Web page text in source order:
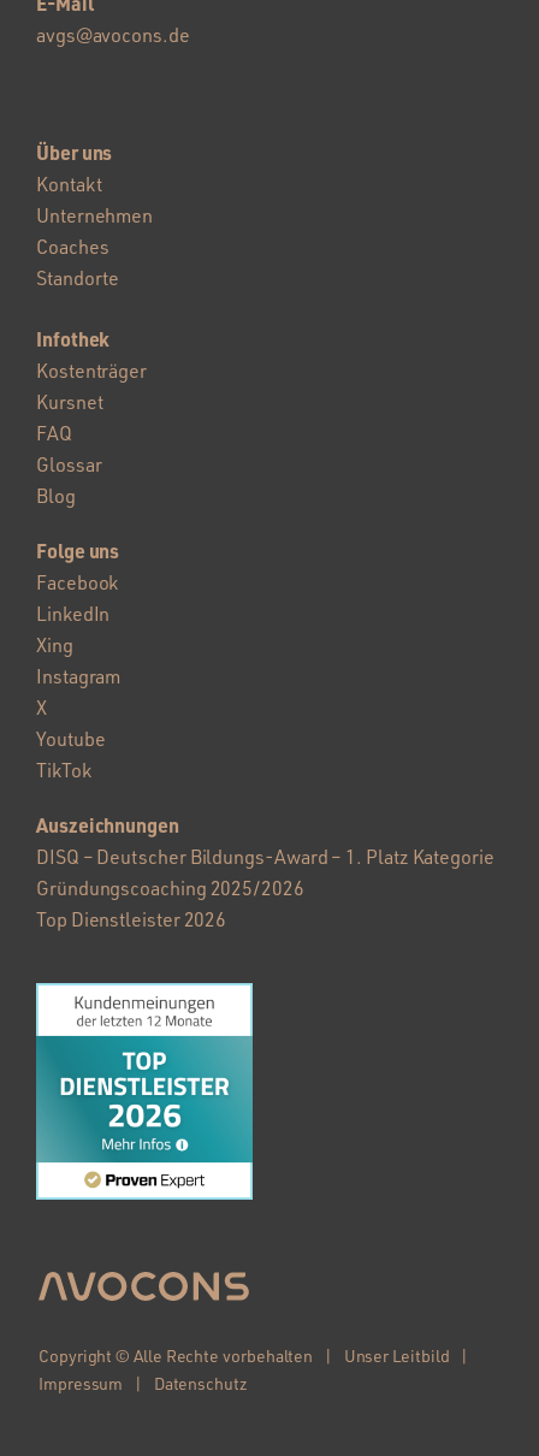
avgs@avocons.de
Über uns
Kontakt
Unternehmen
Coaches
Standorte
Infothek
Kostenträger
Kursnet
FAQ
Glossar
Blog
Folge uns
Facebook
LinkedIn
Xing
Instagram
X
Youtube
TikTok
Auszeichnungen
DISQ – Deutscher Bildungs-Award – 1. Platz Kategorie
Gründungscoaching 2025/2026
Top Dienstleister 2026
Copyright © Alle Rechte vorbehalten | Unser Leitbild |
Impressum | Datenschutz